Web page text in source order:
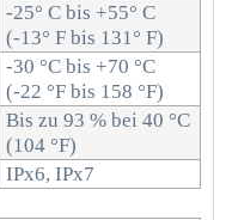
-25° C bis +55° C
(-13° F bis 131° F)
-30 °C bis +70 °C
(-22 °F bis 158 °F)
Bis zu 93 % bei 40 °C
(104 °F)
IPx6, IPx7